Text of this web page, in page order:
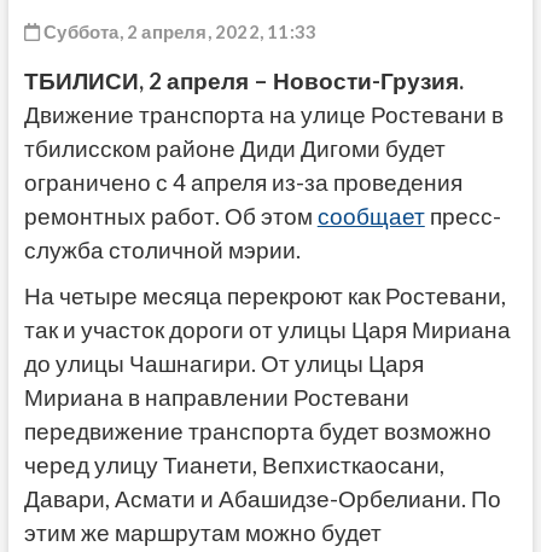
Суббота, 2 апреля, 2022, 11:33
ТБИЛИСИ, 2 апреля – Новости-Грузия.
Движение транспорта на улице Ростевани в
тбилисском районе Диди Дигоми будет
ограничено с 4 апреля из-за проведения
ремонтных работ. Об этом сообщаетпресс-
служба столичной мэрии.
На четыре месяца перекроют как Ростевани,
так и участок дороги от улицы Царя Мириана
до улицы Чашнагири. От улицы Царя
Мириана в направлении Ростевани
передвижение транспорта будет возможно
черед улицу Тианети, Вепхисткаосани,
Давари, Асмати и Абашидзе-Орбелиани. По
этим же маршрутам можно будет